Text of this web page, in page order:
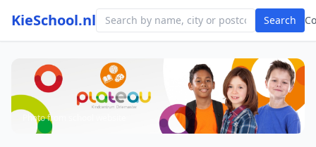
KieSchool.nl Search
Photo from school website